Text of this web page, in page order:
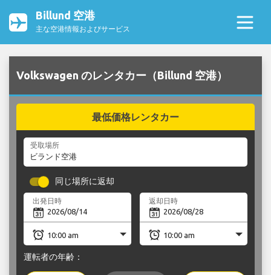
Billund 空港
主な空港情報およびサービス
Volkswagen のレンタカー（Billund 空港）
最低価格レンタカー
受取場所
同じ場所に返却
出発日時 返却日時
運転者の年齢：